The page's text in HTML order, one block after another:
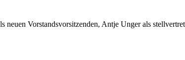
Vorstandsvorsitzenden, Antje Unger als